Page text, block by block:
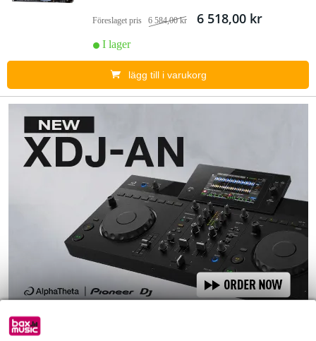
Föreslaget pris 6 584,00 kr 6 518,00 kr
I lager
lägg till i varukorg